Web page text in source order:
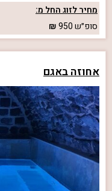
מחיר לזוג החל מ:
סופ״ש950
אחוזה באגם